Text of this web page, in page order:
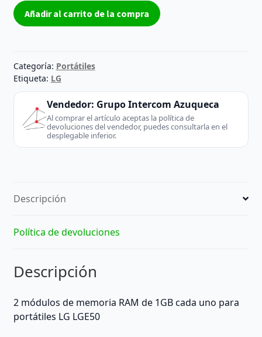
Memoria
RAM
EAN37412901
cantidad
Añadir al carrito de la compra
Categoría: Portátiles
Etiqueta: LG
Vendedor: Grupo Intercom Azuqueca
Al comprar el artículo aceptas la política de
devoluciones del vendedor, puedes consultarla en el
desplegable inferior.
Descripción
Política de devoluciones
Descripción
2 módulos de memoria RAM de 1GB cada uno para
portátiles LG LGE50